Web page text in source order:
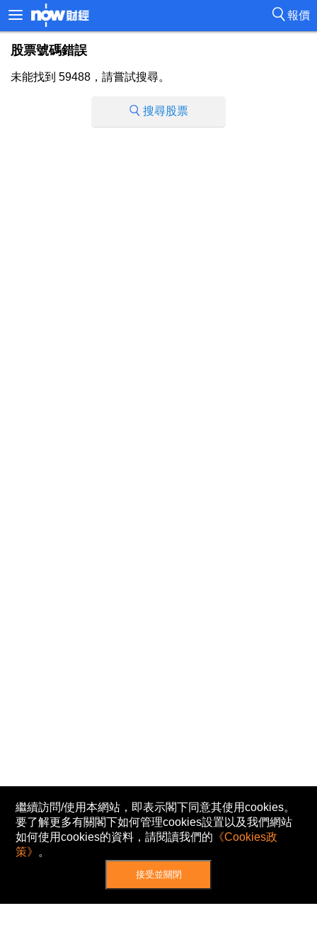
報價
股票號碼錯誤
未能找到 59488，請嘗試搜尋。
搜尋股票
繼續訪問/使用本網站，即表示閣下同意其使用cookies。
要了解更多有關閣下如何管理cookies設置以及我們網站
如何使用cookies的資料，請閱讀我們的 《Cookies政
策》 。
接受並關閉